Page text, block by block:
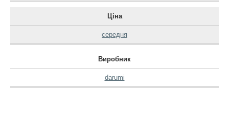
Ціна
середня
Виробник
darumi